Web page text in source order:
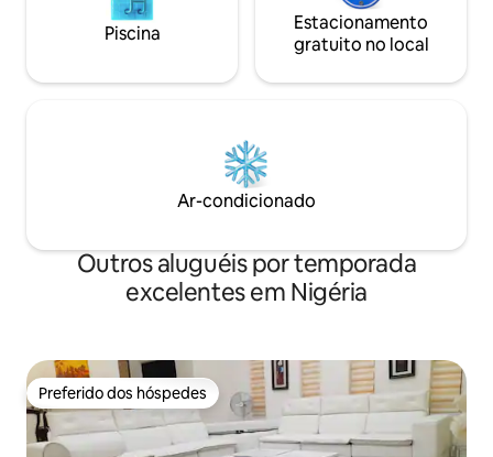
Piscina
Estacionamento
gratuito no local
Ar-condicionado
Outros aluguéis por temporada
excelentes em Nigéria
Preferido dos hóspedes
Preferido dos hóspedes